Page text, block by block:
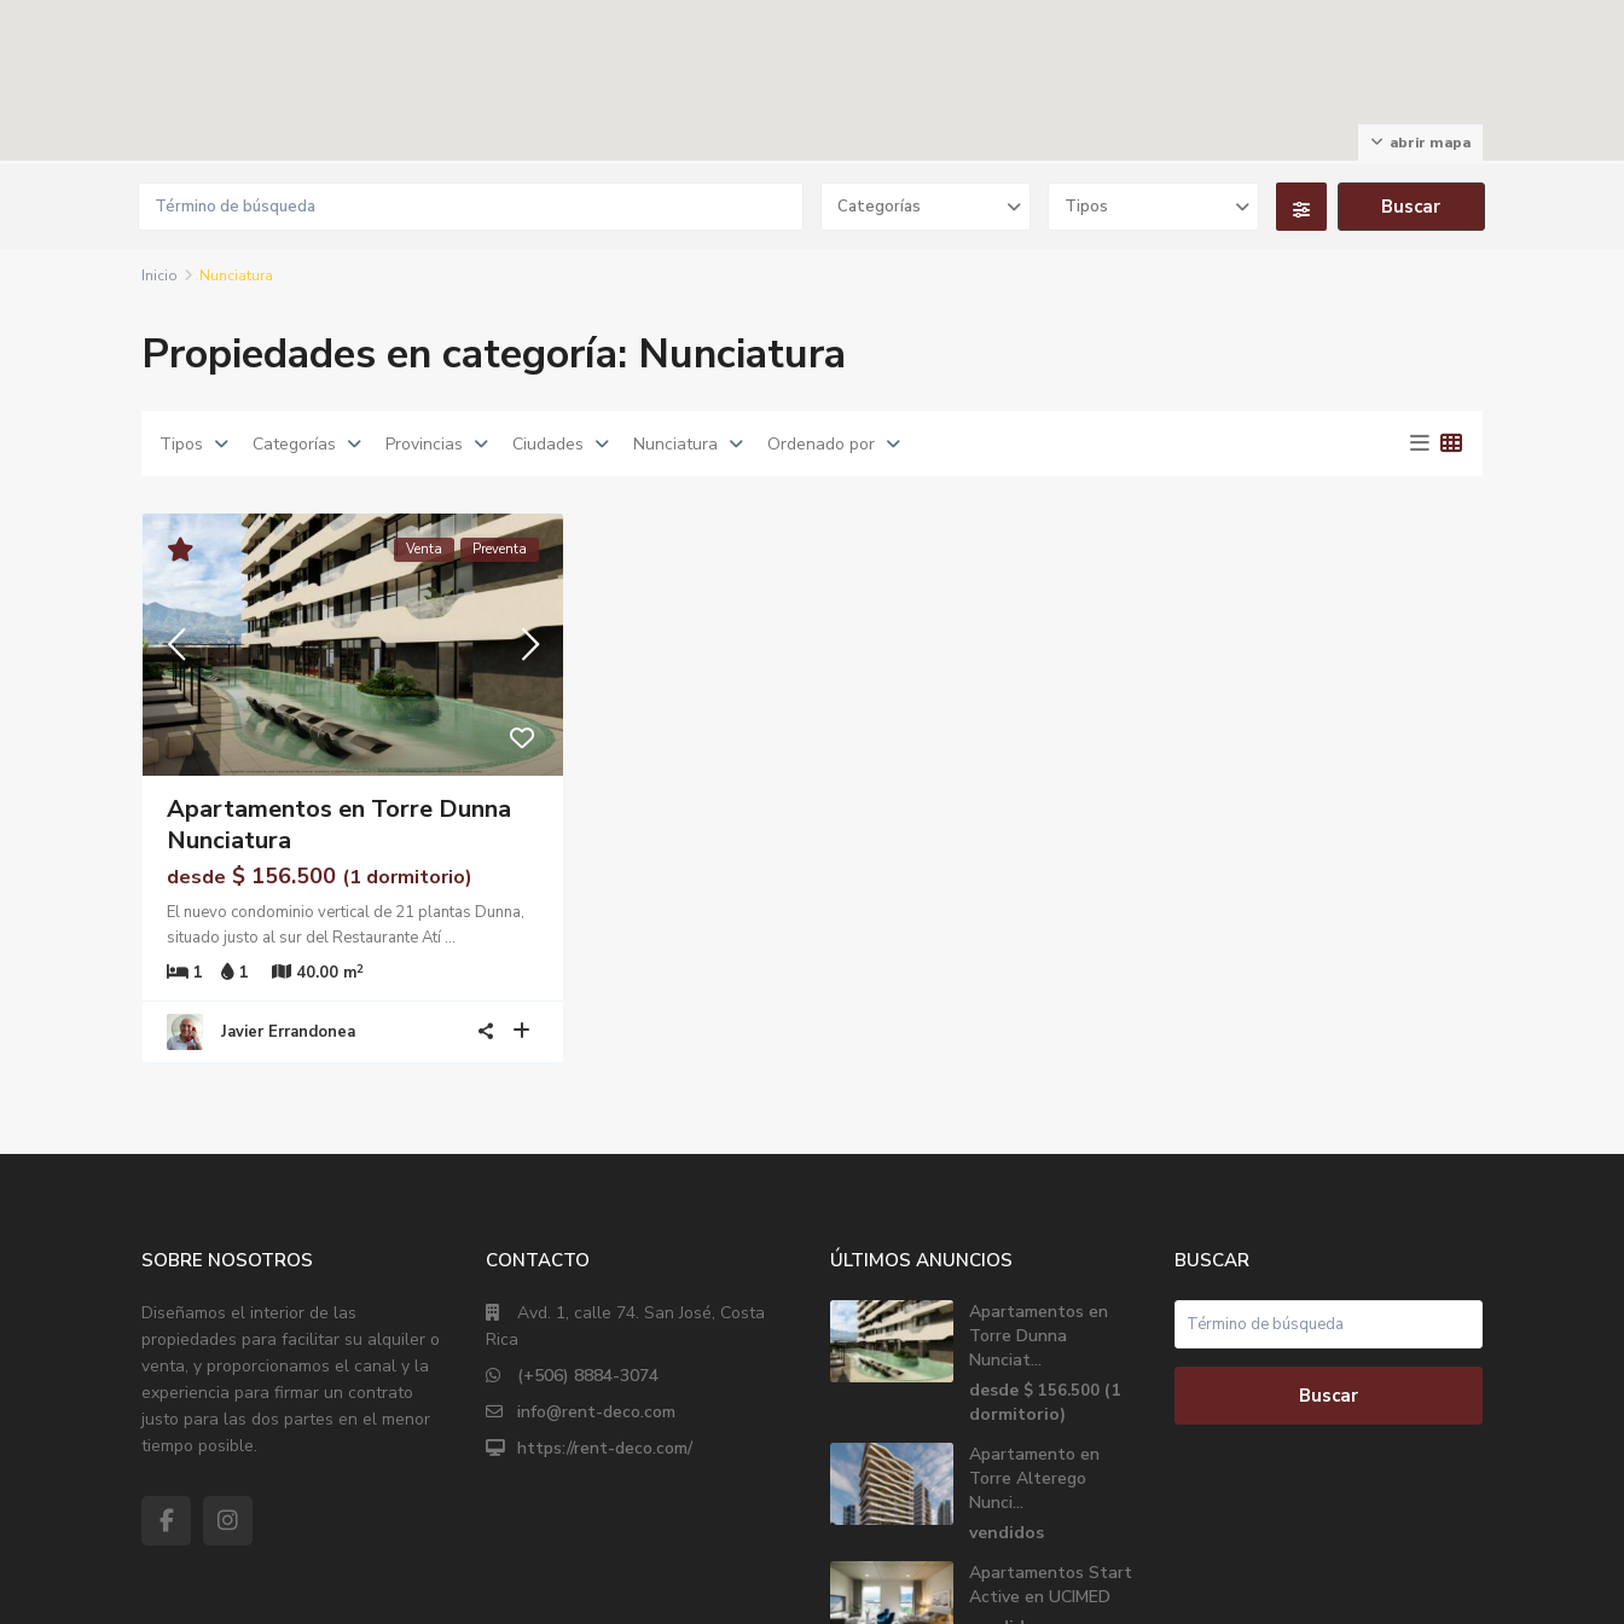
abrir mapa
Categorías Tipos
Inicio Nunciatura
Propiedades en categoría: Nunciatura
Tipos Categorías Provincias Ciudades Nunciatura Ordenado por
Venta Preventa
Apartamentos en Torre Dunna
Nunciatura
desde $ 156.500 (1 dormitorio)
El nuevo condominio vertical de 21 plantas Dunna,
situado justo al sur del Restaurante Atí ...
1
1 40.00 m2
Javier Errandonea
SOBRE NOSOTROS
Diseñamos el interior de las
propiedades para facilitar su alquiler o
venta, y proporcionamos el canal y la
experiencia para firmar un contrato
justo para las dos partes en el menor
tiempo posible.
CONTACTO
Avd. 1, calle 74. San José, Costa
Rica
(+506) 8884-3074
info@rent-deco.com
https://rent-deco.com/
ÚLTIMOS ANUNCIOS
Apartamentos en
Torre Dunna
Nunciat...
desde $ 156.500 (1
dormitorio)
Apartamento en
Torre Alterego
Nunci...
vendidos
Apartamentos Start
Active en UCIMED
BUSCAR
Buscar